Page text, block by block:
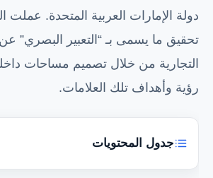
دولة الإمارات العربية المتحدة.
تحقيق ما يسمى بـ “التعبير البصري”
التجارية من خلال تصميم مساحات
رؤية وأهداف تلك العلامات.
جدول المحتويات
أهمية تصميم الداخلي للمطاعم